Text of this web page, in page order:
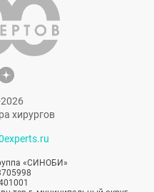
хирургов
«СИНОБИ»